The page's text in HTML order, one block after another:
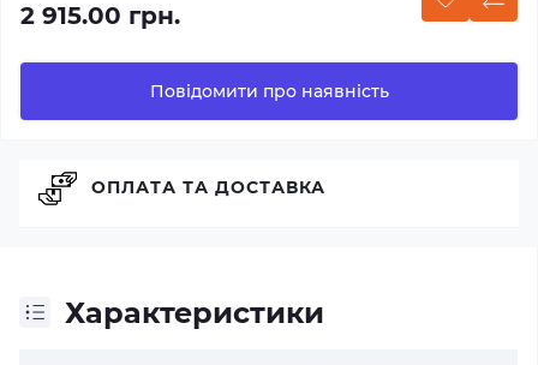
2 915.00 грн.
Повідомити про наявність
Характеристики
ОПЛАТА ТА ДОСТАВКА